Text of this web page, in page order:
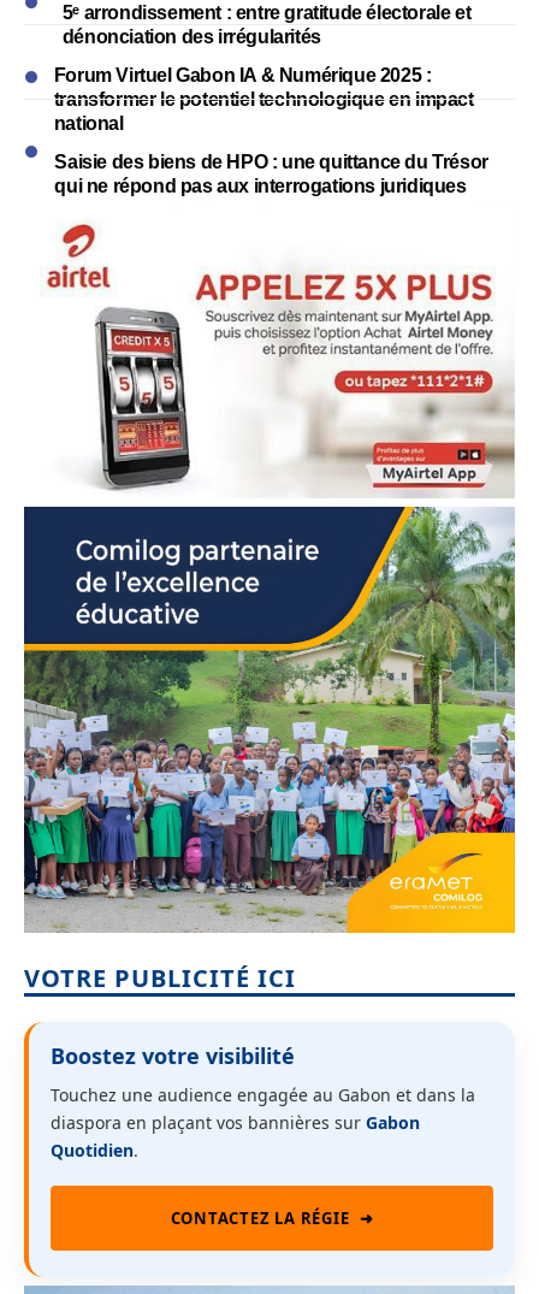
5ᵉ arrondissement : entre gratitude électorale et
dénonciation des irrégularités
Forum Virtuel Gabon IA & Numérique 2025 :
transformer le potentiel technologique en impact
national
Saisie des biens de HPO : une quittance du Trésor
qui ne répond pas aux interrogations juridiques
VOTRE PUBLICITÉ ICI
Boostez votre visibilité
Touchez une audience engagée au Gabon et dans la
diaspora en plaçant vos bannières sur Gabon
Quotidien.
CONTACTEZ LA RÉGIE ➜